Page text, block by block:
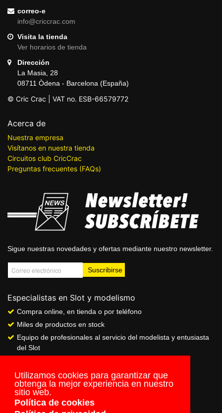
Utilizamos cookies para garantizar que
obtenga la mejor experiencia en nuestro
sitio web.
Política de cookies
correo-e
info@criccrac.com
Visita la tienda
Ver horarios de tienda
Dirección
La Masia, 28
08711 Òdena - Barcelona (España)
© Cric Crac | VAT no. ESB-66579772
Acerca de
Nuestra empresa
Visítanos en nuestra tienda
Circuitos club CricCrac
Preguntas frecuentes (FAQs)
Sigue nuestras novedades y ofertas mediante nuestro newsletter.
Especialistas en Slot y modelismo
Compra online, en tienda o por teléfono
Miles de productos en stock
Equipo de profesionales al servicio del modelista y entusiasta
del Slot
Servicio de pago seguro online
Envios a todo el mundo